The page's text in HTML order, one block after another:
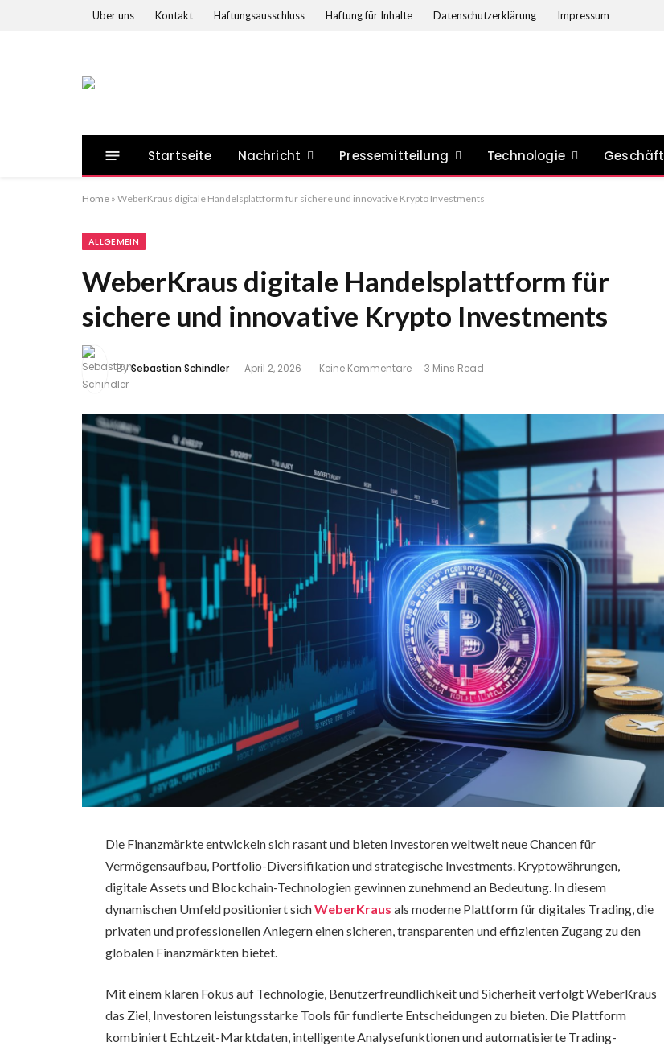
Über uns Kontakt Haftungsausschluss Haftung für Inhalte Datenschutzerklärung Impressum
Startseite Nachricht Pressemitteilung Technologie Geschäft
Home » WeberKraus digitale Handelsplattform für sichere und innovative Krypto Investments
ALLGEMEIN
WeberKraus digitale Handelsplattform für
sichere und innovative Krypto Investments
BySebastian Schindler April 2, 2026 Keine Kommentare 3 Mins Read
Die Finanzmärkte entwickeln sich rasant und bieten Investoren weltweit neue Chancen für
Vermögensaufbau, Portfolio-Diversifikation und strategische Investments. Kryptowährungen,
digitale Assets und Blockchain-Technologien gewinnen zunehmend an Bedeutung. In diesem
dynamischen Umfeld positioniert sichWeberKraus als moderne Plattform für digitales Trading, die
privaten und professionellen Anlegern einen sicheren, transparenten und effizienten Zugang zu den
globalen Finanzmärkten bietet.
Mit einem klaren Fokus auf Technologie, Benutzerfreundlichkeit und Sicherheit verfolgt WeberKraus
das Ziel, Investoren leistungsstarke Tools für fundierte Entscheidungen zu bieten. Die Plattform
kombiniert Echtzeit-Marktdaten, intelligente Analysefunktionen und automatisierte Trading-